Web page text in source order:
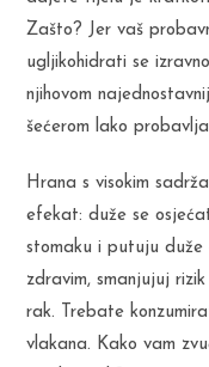
Zašto? Jer vaš
ugljikohidrati se
njihovom
šećerom lako
Hrana s visokim
efekat: duže se
stomaku i putuju
zdravim, smanjujuj
rak. Trebate
vlakana. Kako vam